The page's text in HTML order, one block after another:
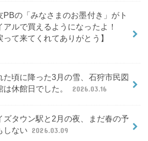
PBの「みなさまのお墨付き」がト
アルで買えるようになったよ！
って来てくれてありがとう】
た頃に降った3月の雪、石狩市民図
は休館日でした。
2026.03.16
ズタウン駅と2月の夜、まだ春の予
しない 2026.03.09